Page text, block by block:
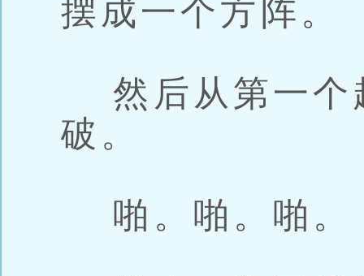
摆成一个方阵。
然后从第一个
破。
啪。啪。啪。